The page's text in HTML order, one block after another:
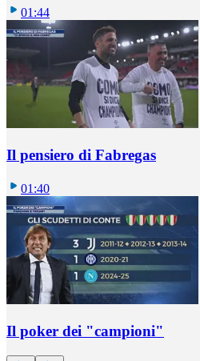
01:44
Il pensiero di Fabregas
01:40
Il poker dei "campioni"